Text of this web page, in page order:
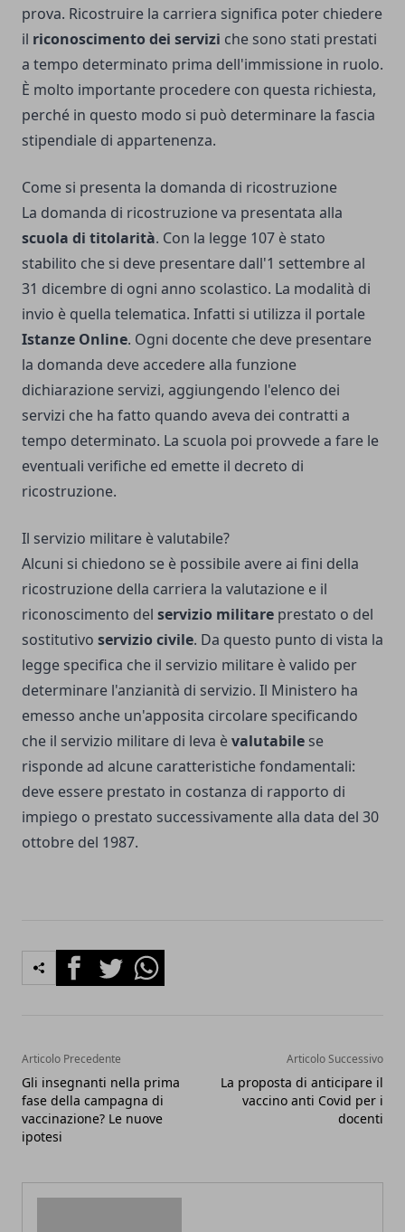
prova. Ricostruire la carriera significa poter chiedere
il riconoscimento dei servizi che sono stati prestati
a tempo determinato prima dell'immissione in ruolo.
È molto importante procedere con questa richiesta,
perché in questo modo si può determinare la fascia
stipendiale di appartenenza.
Come si presenta la domanda di ricostruzione
La domanda di ricostruzione va presentata alla
scuola di titolarità. Con la legge 107 è stato
stabilito che si deve presentare dall'1 settembre al
31 dicembre di ogni anno scolastico. La modalità di
invio è quella telematica. Infatti si utilizza il portale
Istanze Online. Ogni docente che deve presentare
la domanda deve accedere alla funzione
dichiarazione servizi, aggiungendo l'elenco dei
servizi che ha fatto quando aveva dei contratti a
tempo determinato. La scuola poi provvede a fare le
eventuali verifiche ed emette il decreto di
ricostruzione.
Il servizio militare è valutabile?
Alcuni si chiedono se è possibile avere ai fini della
ricostruzione della carriera la valutazione e il
riconoscimento del servizio militare prestato o del
sostitutivo servizio civile. Da questo punto di vista la
legge specifica che il servizio militare è valido per
determinare l'anzianità di servizio. Il Ministero ha
emesso anche un'apposita circolare specificando
che il servizio militare di leva èvalutabile se
risponde ad alcune caratteristiche fondamentali:
deve essere prestato in costanza di rapporto di
impiego o prestato successivamente alla data del 30
ottobre del 1987.
FacebookTwitterWhatsapp
Articolo Precedente
Gli insegnanti nella prima
fase della campagna di
vaccinazione? Le nuove
ipotesi
Articolo Successivo
La proposta di anticipare il
vaccino anti Covid per i
docenti